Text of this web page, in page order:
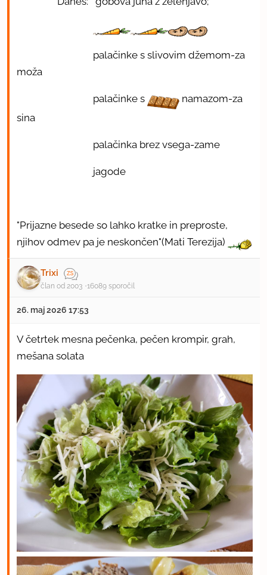
palačinke s slivovim džemom-za
moža
palačinke s
namazom-za
sina
palačinka brez vsega-zame
jagode
"Prijazne besede so lahko kratke in preproste,
njihov odmev pa je neskončen"(Mati Terezija)
Trixi
član od 2003 16089 sporočil
26. maj 2026 17:53
V četrtek mesna pečenka, pečen krompir, grah,
mešana solata